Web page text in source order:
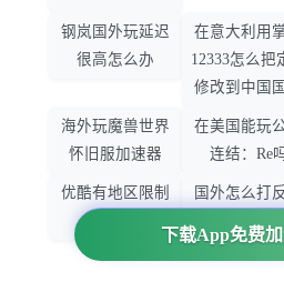
下载App免费
钢岚国外玩延迟
很高怎么办
在意大利用
12333怎么把
修改到中国
海外玩魔兽世界
怀旧服加速器
在美国能玩
连结：Re
优酷有地区限制
国外怎么打
精英：全球